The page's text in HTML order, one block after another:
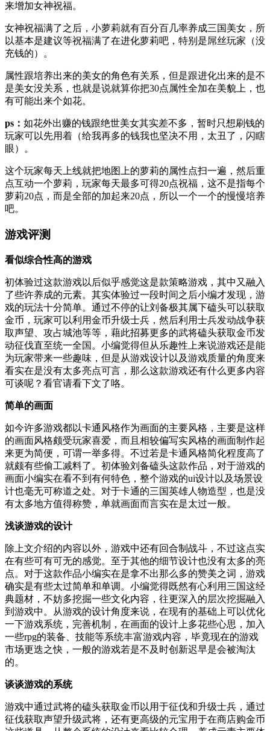
来增加女神祝福。
女神祝福满了之后，小萝莉就有百分百几率养成三国美女，所
以基本是建议等祝福满了在进化萝莉吧，特别是屌丝玩家（没
充钱的）。
属性跟培养出来的美女的角色有关系，但是跟进化出来的是不
是美女没关系，也就是说就算你把30点属性全加在美貌上，也
有可能出来个如花。
ps： 如花外出赚的钱跟绝世美女其实差不多，暂时只想刷钱的
玩家可以先用着（给我再多的钱我也坚决不用，太丑了，闪瞎
眼）。
这个玩家每天上线就把地图上的萝莉的属性点扫一遍，然后重
点互动一个萝莉，玩家每天最多可得20点祝福，这不是指每个
萝莉20点，而是全部的加起来20点，所以一个一个的慢慢培养
吧。
游戏评测
看似综合性高的游戏
初体验过这款游戏以后似乎感觉这是款策略游戏，其中又融入
了些许养成的元素。其实体验过一段时间之后小编才发现，游
戏的玩法十分简单。通过不停的让刘备极其属下磕头可以获取
金币，玩家可以利用金币升级士兵，然后利用士兵发动战争获
取声望、攻占城池等等，藉此招募更多的武将磕头获取金币发
动征伐直至统一全国。小编觉得但从乐趣性上来说游戏还是能
为玩家带来一些趣味，但是从游戏设计以及游戏质量的角度来
看实在是没有太多亮点可言，那么这款游戏还有什么更多内容
可谈呢？看官请看下文了咯。
简单的画面
如今许多游戏都以卡通风格作为画面的主要风格，主要是这样
的画面风格颇受玩家喜爱，而且相较偏写实风格的画面制作起
来更为简便，可谓一举多得。不过若是卡通风格简化程度高了
就颇有些偷工减料了。初体验刘备磕头这款作品，对于游戏的
画面小编实在看不到有何特色，整个游戏的ui设计以及场景设
计也毫无可称道之处。对于卡通的三国英雄人物造型，也是没
有太多地方值得称赞，单就画面而言实在是太过一般。
浅谈游戏的设计
除上文介绍的内容以外，游戏中还有回合制战斗，不过这点实
在有些可有可无的感觉。至于其他的细节设计也没有太多的亮
点。对于这款作品小编实在是拿不出那么多的赞美之词，游戏
确实是有些太过简单和单调。小编觉得既然有心利用三国这经
典题材，不妨多挖掘一些文化内容，往更深入的层次挖掘融入
到游戏中。从游戏的设计角度来说，在现有的基础上可以优化
一下游戏系统，完善机制，在画面的设计上多花些心思，加入
一些rpg的装备、技能等系统丰富游戏内容，毕竟现在的游戏
市场更迭之快，一般的游戏若是不及时创新迟早是会被淘汰
的。
谈谈游戏的系统
游戏中通过武将的磕头获取金币以用于征伐和升级士兵，通过
征伐获取声望升级武将，还有更高级的元宝用于在商店购金币